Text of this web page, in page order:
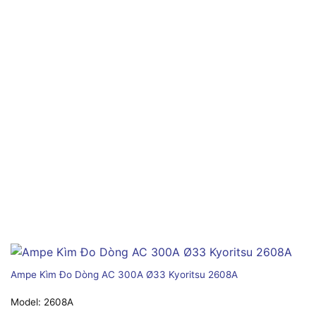
Ampe Kìm Đo Dòng AC 300A Ø33 Kyoritsu 2608A
Model: 2608A